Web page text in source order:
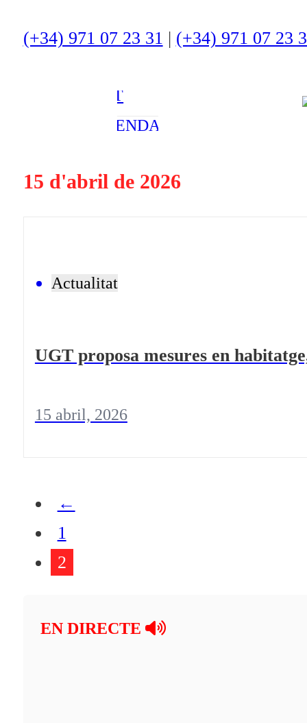
(+34) 971 07 23 31 | (+34) 971 07 23
ENTREVISTES
AMBIENT
AGENDA
A la Carta
Fes-te'n soci!
15 d'abril de 2026
Actualitat
UGT proposa mesures en
15 abril, 2026
←
1
2
EN DIRECTE